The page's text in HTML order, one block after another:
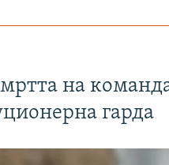
на
гарда